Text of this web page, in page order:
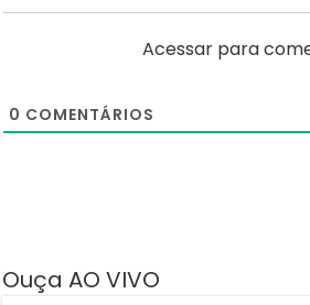
Acessar para
0 COMENTÁRIOS
Ouça AO VIVO